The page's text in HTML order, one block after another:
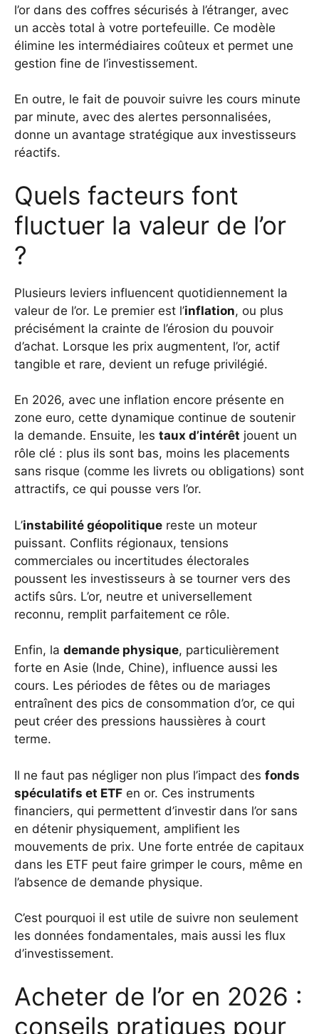
l’or dans des coffres sécurisés à l’étranger, avec
un accès total à votre portefeuille. Ce modèle
élimine les intermédiaires coûteux et permet une
gestion fine de l’investissement.
En outre, le fait de pouvoir suivre les cours minute
par minute, avec des alertes personnalisées,
donne un avantage stratégique aux investisseurs
réactifs.
Quels facteurs font
fluctuer la valeur de l’or
?
Plusieurs leviers influencent quotidiennement la
valeur de l’or. Le premier est l’inflation, ou plus
précisément la crainte de l’érosion du pouvoir
d’achat. Lorsque les prix augmentent, l’or, actif
tangible et rare, devient un refuge privilégié.
En 2026, avec une inflation encore présente en
zone euro, cette dynamique continue de soutenir
la demande. Ensuite, les taux d’intérêt jouent un
rôle clé : plus ils sont bas, moins les placements
sans risque (comme les livrets ou obligations) sont
attractifs, ce qui pousse vers l’or.
L’instabilité géopolitique reste un moteur
puissant. Conflits régionaux, tensions
commerciales ou incertitudes électorales
poussent les investisseurs à se tourner vers des
actifs sûrs. L’or, neutre et universellement
reconnu, remplit parfaitement ce rôle.
Enfin, la demande physique, particulièrement
forte en Asie (Inde, Chine), influence aussi les
cours. Les périodes de fêtes ou de mariages
entraînent des pics de consommation d’or, ce qui
peut créer des pressions haussières à court
terme.
Il ne faut pas négliger non plus l’impact des fonds
spéculatifs et ETF en or. Ces instruments
financiers, qui permettent d’investir dans l’or sans
en détenir physiquement, amplifient les
mouvements de prix. Une forte entrée de capitaux
dans les ETF peut faire grimper le cours, même en
l’absence de demande physique.
C’est pourquoi il est utile de suivre non seulement
les données fondamentales, mais aussi les flux
d’investissement.
Acheter de l’or en 2026 :
conseils pratiques pour